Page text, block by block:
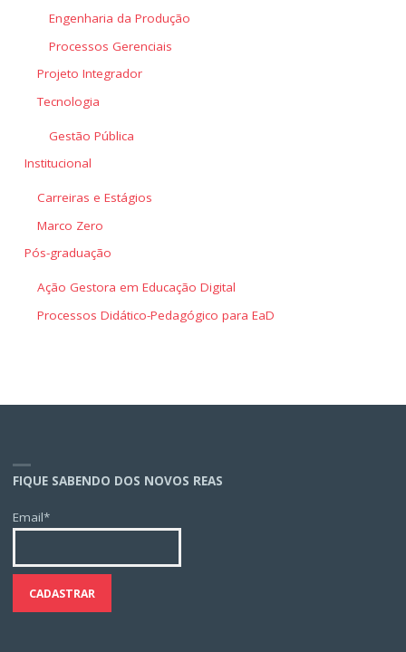
Engenharia da Produção
Processos Gerenciais
Projeto Integrador
Tecnologia
Gestão Pública
Institucional
Carreiras e Estágios
Marco Zero
Pós-graduação
Ação Gestora em Educação Digital
Processos Didático-Pedagógico para EaD
FIQUE SABENDO DOS NOVOS REAS
Email*